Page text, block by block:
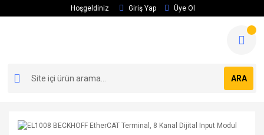
Hoşgeldiniz Giriş Yap Üye Ol
ARA